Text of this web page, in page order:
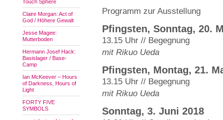
Touch Sphere
Claire Morgan: Act of
God / Höhere Gewalt
Jesse Magee:
Mutterboden
Hermann Josef Hack:
Basislager / Base-
Camp
Ian McKeever – Hours
of Darkness, Hours of
Light
FORTY FIVE
SYMBOLS
Programm zur Ausstellung
Pfingsten, Sonntag, 20.
13.15 Uhr // Begegnung
mit Rikuo Ueda
Pfingsten, Montag, 21.
13.15 Uhr // Begegnung
mit Rikuo Ueda
Sonntag, 3. Juni 2018